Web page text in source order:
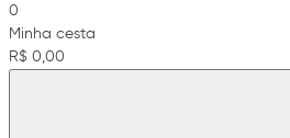
0
Minha cesta
R$ 0,00